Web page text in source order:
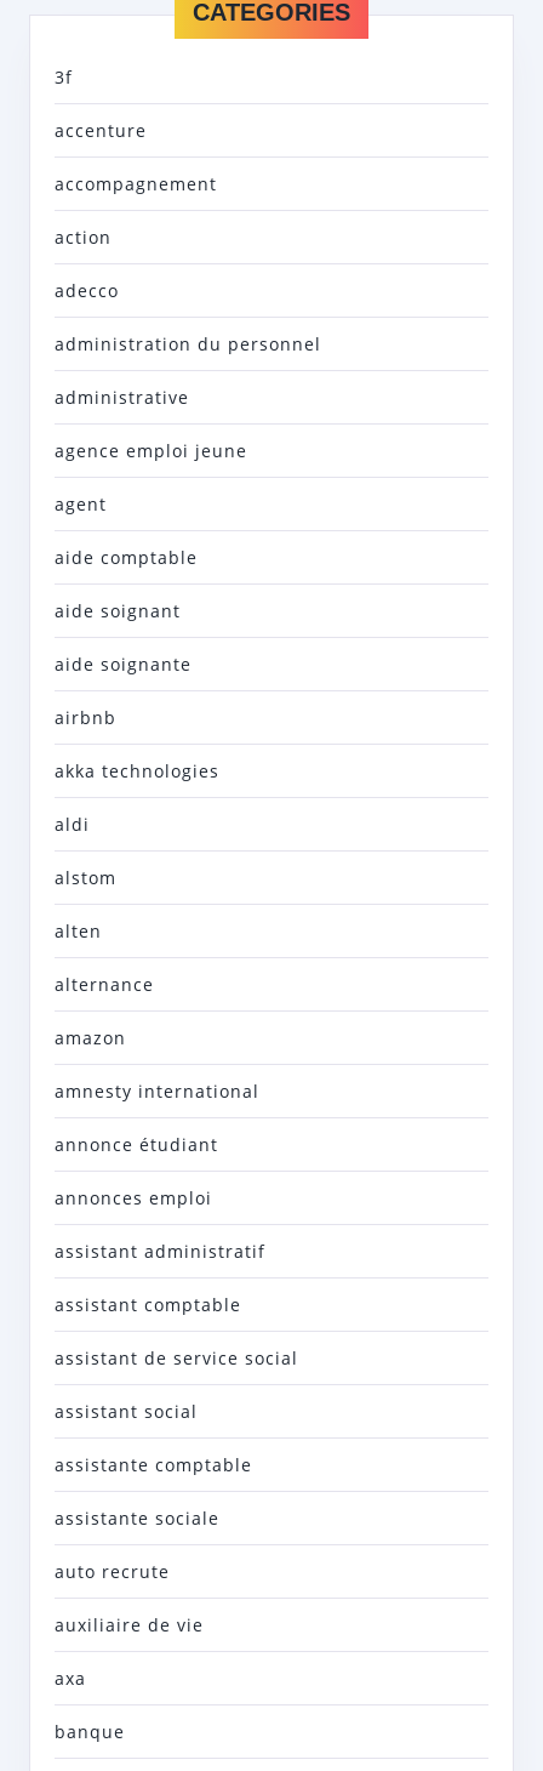
CATEGORIES
3f
accenture
accompagnement
action
adecco
administration du personnel
administrative
agence emploi jeune
agent
aide comptable
aide soignant
aide soignante
airbnb
akka technologies
aldi
alstom
alten
alternance
amazon
amnesty international
annonce étudiant
annonces emploi
assistant administratif
assistant comptable
assistant de service social
assistant social
assistante comptable
assistante sociale
auto recrute
auxiliaire de vie
axa
banque